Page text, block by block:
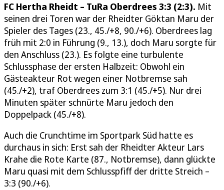
FC Hertha Rheidt – TuRa Oberdrees 3:3 (2:3). Mit
seinen drei Toren war der Rheidter Göktan Maru der
Spieler des Tages (23., 45./+8, 90./+6). Oberdrees lag
früh mit 2:0 in Führung (9., 13.), doch Maru sorgte für
den Anschluss (23.). Es folgte eine turbulente
Schlussphase der ersten Halbzeit: Obwohl ein
Gästeakteur Rot wegen einer Notbremse sah
(45./+2), traf Oberdrees zum 3:1 (45./+5). Nur drei
Minuten später schnürte Maru jedoch den
Doppelpack (45./+8).
Auch die Crunchtime im Sportpark Süd hatte es
durchaus in sich: Erst sah der Rheidter Akteur Lars
Krahe die Rote Karte (87., Notbremse), dann glückte
Maru quasi mit dem Schlusspfiff der dritte Streich –
3:3 (90./+6).